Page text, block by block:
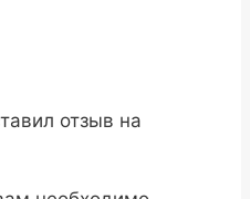
отзыв на